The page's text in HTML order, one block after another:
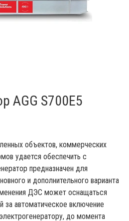
AGG S700E5
объектов, коммерческих
удается обеспечить с
предназначен для
и дополнительного варианта
ДЭС может оснащаться
за автоматическое включение
до момента